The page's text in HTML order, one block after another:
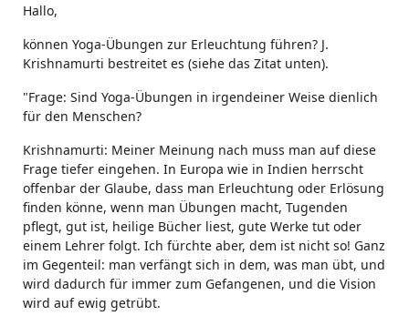
Hallo,
können Yoga-Übungen zur Erleuchtung führen? J.
Krishnamurti bestreitet es (siehe das Zitat unten).
"Frage: Sind Yoga-Übungen in irgendeiner Weise dienlich
für den Menschen?
Krishnamurti: Meiner Meinung nach muss man auf diese
Frage tiefer eingehen. In Europa wie in Indien herrscht
offenbar der Glaube, dass man Erleuchtung oder Erlösung
finden könne, wenn man Übungen macht, Tugenden
pflegt, gut ist, heilige Bücher liest, gute Werke tut oder
einem Lehrer folgt. Ich fürchte aber, dem ist nicht so! Ganz
im Gegenteil: man verfängt sich in dem, was man übt, und
wird dadurch für immer zum Gefangenen, und die Vision
wird auf ewig getrübt.